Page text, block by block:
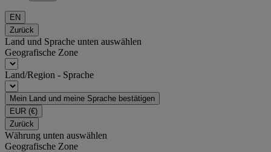
EN
Zurück
Land und Sprache unten auswählen
Geografische Zone
Land/Region - Sprache
Mein Land und meine Sprache bestätigen
EUR (€)
Zurück
Währung unten auswählen
Geografische Zone